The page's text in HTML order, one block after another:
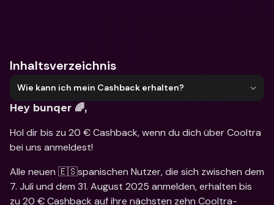
Inhaltsverzeichnis
Wie kann ich mein Cashback erhalten?
Hey bunqer 🌈,
Hol dir bis zu 20 € Cashback, wenn du dich über Cooltra
bei uns anmeldest!
Alle neuen 🇪🇸spanischen Nutzer, die sich zwischen dem
7. Juli und dem 31. August 2025 anmelden, erhalten bis
zu 20 € Cashback auf ihre nächsten zehn Cooltra-